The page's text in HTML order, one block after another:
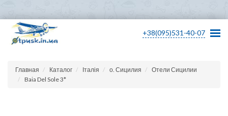
+38(095)531-40-07
Главная Каталог Італія о. Сицилия
Отели Сицилии
Baia Del Sole 3*